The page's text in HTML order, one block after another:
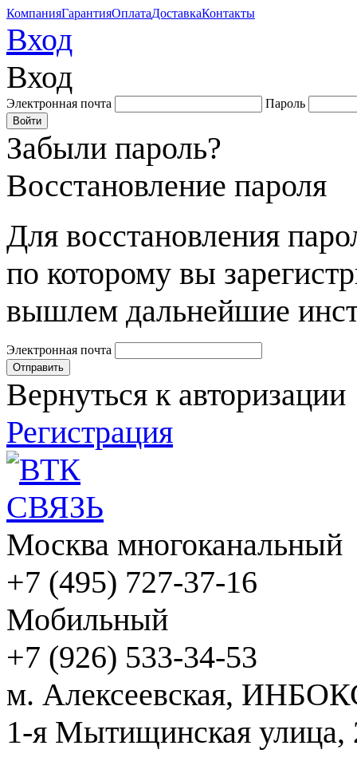
КомпанияГарантияОплатаДоставкаКонтакты
Вход
Вход
Электронная почта Пароль
Забыли пароль?
Восстановление пароля
Для восстановления
по которому вы
вышлем дальнейшие
Электронная почта
Вернуться к авторизации
Регистрация
Москва многоканальный
+7 (495) 727-37-16
Мобильный
+7 (926) 533-34-53
м. Алексеевская,
1-я Мытищинская улица,